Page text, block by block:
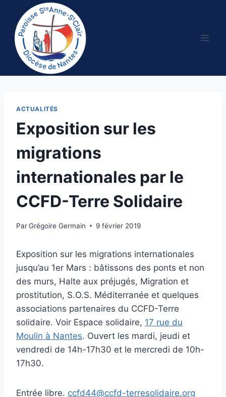
contenu
ACTUALITÉS
Exposition sur les
migrations
internationales par le
CCFD-Terre Solidaire
ParGrégoire Germain 9 février 2019
Exposition sur les migrations internationales
jusqu’au 1er Mars : bâtissons des ponts et non
des murs, Halte aux préjugés, Migration et
prostitution, S.O.S. Méditerranée et quelques
associations partenaires du CCFD-Terre
solidaire. Voir Espace solidaire, 17 rue du
Moulin à Nantes. Ouvert les mardi, jeudi et
vendredi de 14h-17h30 et le mercredi de 10h-
17h30.
Entrée libre. ccfd44@ccfd-terresolidaire.org